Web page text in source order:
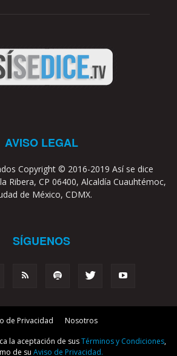
AVISO LEGAL
Copyright © 2016-2019 Así se dice
Ribera, CP 06400, Alcaldía Cuauhtémoc,
de México, CDMX.
SÍGUENOS
de Privacidad
Nosotros
la aceptación de susTérminos y Condiciones,
de su Aviso de Privacidad.